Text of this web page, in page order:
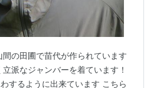
の田圃で苗代が作られています
派なジャンバーを着ています！
するように出来ています こちら